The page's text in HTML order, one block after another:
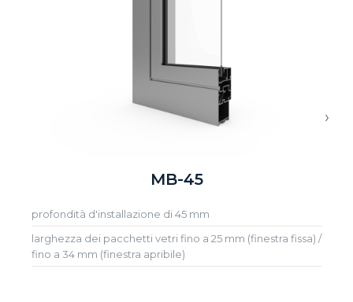
MB-45
profondità d'installazione di 45 mm
larghezza dei pacchetti vetri fino a 25 mm (finestra fissa) /
fino a 34 mm (finestra apribile)
›